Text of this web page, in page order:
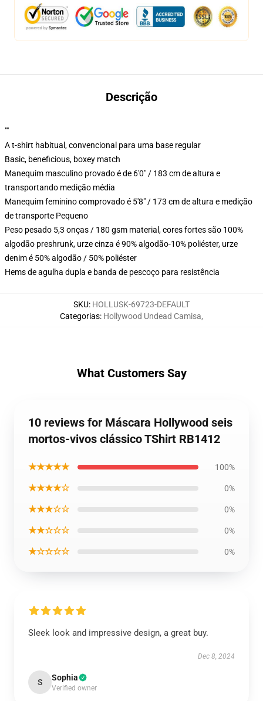
Descrição
""
A t-shirt habitual, convencional para uma base regular
Basic, beneficious, boxey match
Manequim masculino provado é de 6'0" / 183 cm de altura e
transportando medição média
Manequim feminino comprovado é 5'8" / 173 cm de altura e medição
de transporte Pequeno
Peso pesado 5,3 onças / 180 gsm material, cores fortes são 100%
algodão preshrunk, urze cinza é 90% algodão-10% poliéster, urze
denim é 50% algodão / 50% poliéster
Hems de agulha dupla e banda de pescoço para resistência
SKU: HOLLUSK-69723-DEFAULT
Categorias: Hollywood Undead Camisa,
What Customers Say
10 reviews for Máscara Hollywood seis
mortos-vivos clássico TShirt RB1412
★★★★★ 100%
★★★★☆ 0%
★★★☆☆ 0%
★★☆☆☆ 0%
★☆☆☆☆ 0%
Sleek look and impressive design, a great buy.
Dec 8, 2024
S Sophia
Verified owner